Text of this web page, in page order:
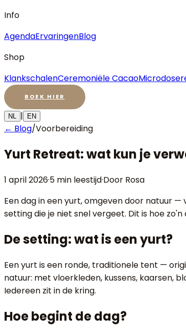
Info
AgendaErvaringenBlog
Shop
KlankschalenCeremoniële Cacao
BOEK HIER
NL | EN
← Blog/Voorbereiding
Yurt Retreat: wat kun je
1 april 2026·5 min leestijd·Door Rosa
Een dag in een yurt, omgeven door natuur
setting die je niet snel vergeet. Dit is hoe zo'n
De setting: wat is een yurt?
Een yurt is een ronde, traditionele tent —
natuur: met vloerkleden, kussens, kaarsen,
Iedereen zit in de kring.
Hoe begint de dag?